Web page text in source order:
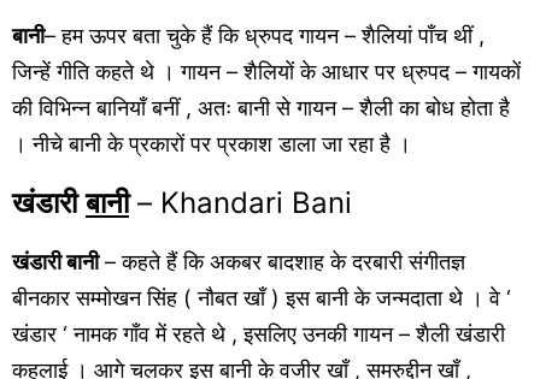
बानी– हम ऊपर बता चुके हैं कि ध्रुपद गायन – शैलियां पाँच थीं ,
जिन्हें गीति कहते थे । गायन – शैलियों के आधार पर ध्रुपद – गायकों
की विभिन्न बानियाँ बनीं , अतः बानी से गायन – शैली का बोध होता है
। नीचे बानी के प्रकारों पर प्रकाश डाला जा रहा है ।
खंडारी बानी– Khandari Bani
खंडारी बानी– कहते हैं कि अकबर बादशाह के दरबारी संगीतज्ञ
बीनकार सम्मोखन सिंह ( नौबत खाँ ) इस बानी के जन्मदाता थे । वे ‘
खंडार ‘ नामक गाँव में रहते थे , इसलिए उनकी गायन – शैली खंडारी
कहलाई । आगे चलकर इस बानी के वजीर खाँ , समरुद्दीन खाँ ,